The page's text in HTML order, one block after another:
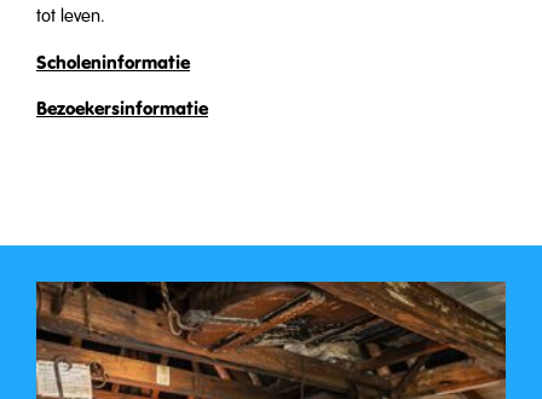
tot leven.
Scholeninformatie
Bezoekersinformatie